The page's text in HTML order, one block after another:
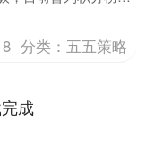
有微弱优势。马洛卡
分类： 五五策略
成